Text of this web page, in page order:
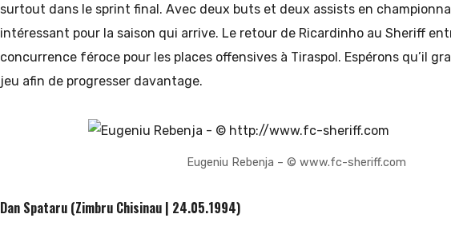
surtout dans le sprint final. Avec deux buts et deux assists en
intéressant pour la saison qui arrive. Le retour de Ricardinho au Sheriff
concurrence féroce pour les places offensives à Tiraspol. Espérons qu’il
jeu afin de progresser davantage.
Eugeniu Rebenja – © www.fc-sheriff.com
Dan Spataru (Zimbru Chisinau | 24.05.1994)